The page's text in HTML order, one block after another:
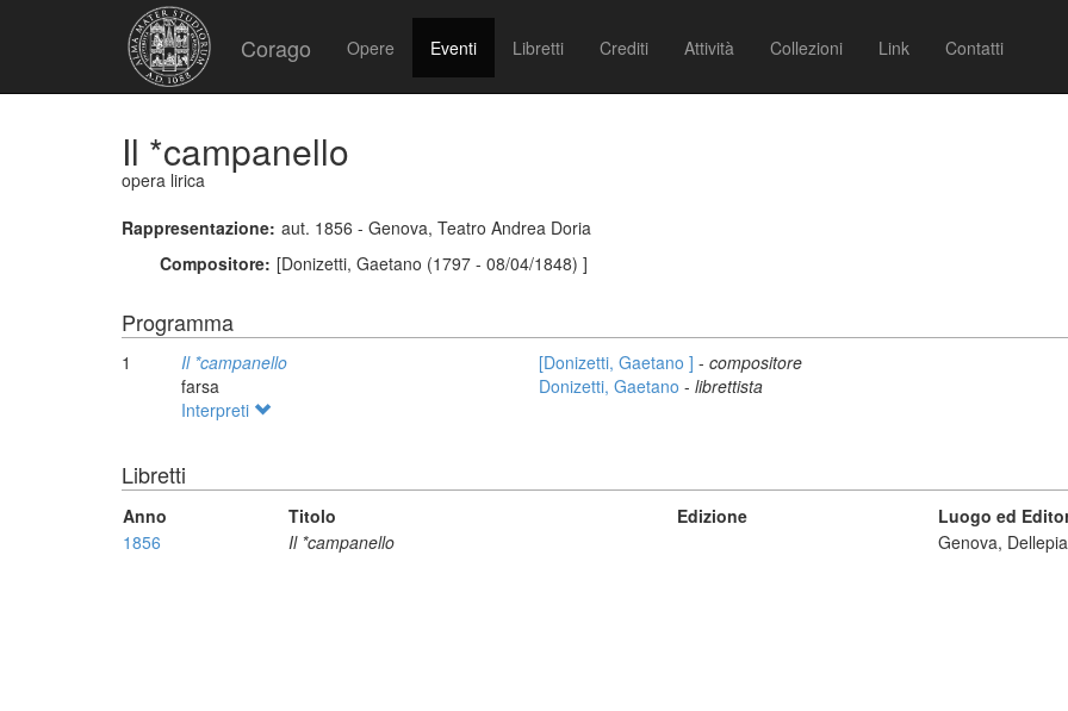
Corago Opere Eventi Libretti Crediti Attività Collezioni Link Contatti
Il *campanello
opera lirica
Rappresentazione: aut. 1856 - Genova, Teatro Andrea Doria
Compositore: [Donizetti, Gaetano (1797 - 08/04/1848) ]
Programma
1
Il *campanello
farsa
[Donizetti, Gaetano ] - compositore
Donizetti, Gaetano - librettista
Interpreti
Libretti
Anno Titolo Edizione
Luogo ed
1856
Il *campanello Genova,